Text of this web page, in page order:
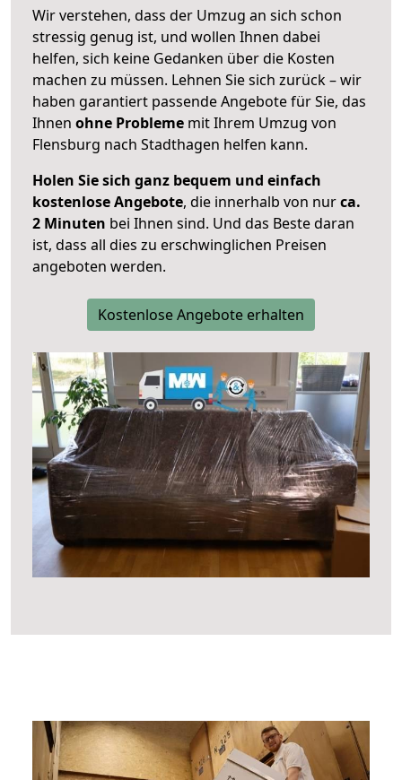
Wir verstehen, dass der Umzug an sich schon
stressig genug ist, und wollen Ihnen dabei
helfen, sich keine Gedanken über die Kosten
machen zu müssen. Lehnen Sie sich zurück – wir
haben garantiert passende Angebote für Sie, das
Ihnen ohne Probleme mit Ihrem Umzug von
Flensburg nach Stadthagen helfen kann.
Holen Sie sich ganz bequem und einfach
kostenlose Angebote, die innerhalb von nurca.
2 Minuten bei Ihnen sind. Und das Beste daran
ist, dass all dies zu erschwinglichen Preisen
angeboten werden.
Kostenlose Angebote erhalten